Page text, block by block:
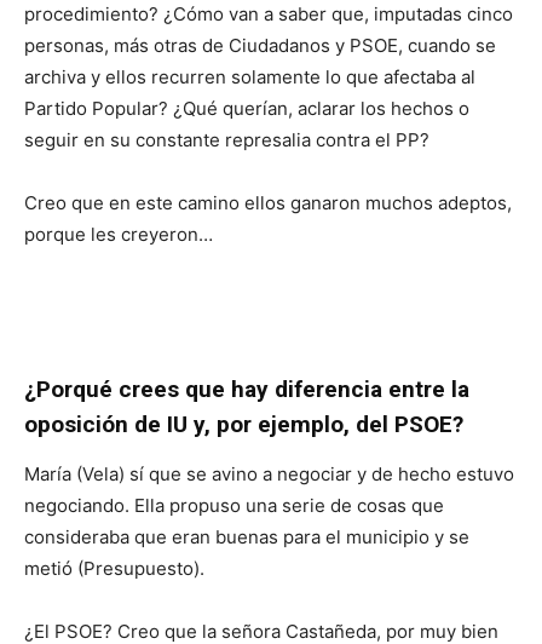
procedimiento? ¿Cómo van a saber que, imputadas cinco
personas, más otras de Ciudadanos y PSOE, cuando se
archiva y ellos recurren solamente lo que afectaba al
Partido Popular? ¿Qué querían, aclarar los hechos o
seguir en su constante represalia contra el PP?
Creo que en este camino ellos ganaron muchos adeptos,
porque les creyeron…
¿Porqué crees que hay diferencia entre la
oposición de IU y, por ejemplo, del PSOE?
María (Vela) sí que se avino a negociar y de hecho estuvo
negociando. Ella propuso una serie de cosas que
consideraba que eran buenas para el municipio y se
metió (Presupuesto).
¿El PSOE? Creo que la señora Castañeda, por muy bien